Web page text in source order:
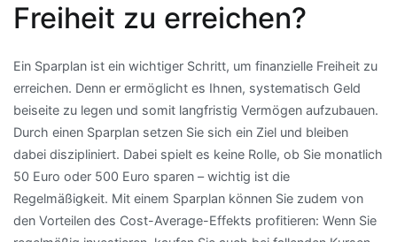
Freiheit zu erreichen?
Ein Sparplan ist ein wichtiger Schritt, um finanzielle Freiheit zu
erreichen. Denn er ermöglicht es Ihnen, systematisch Geld
beiseite zu legen und somit langfristig Vermögen aufzubauen.
Durch einen Sparplan setzen Sie sich ein Ziel und bleiben
dabei diszipliniert. Dabei spielt es keine Rolle, ob Sie monatlich
50 Euro oder 500 Euro sparen – wichtig ist die
Regelmäßigkeit. Mit einem Sparplan können Sie zudem von
den Vorteilen des Cost-Average-Effekts profitieren: Wenn Sie